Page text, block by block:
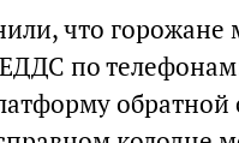
что горожане
по
обратной